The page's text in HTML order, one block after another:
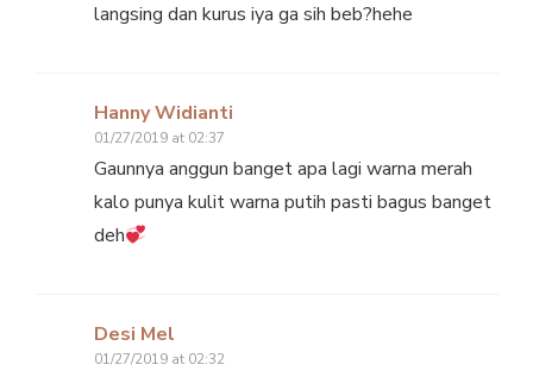
langsing dan kurus iya ga sih beb?hehe
Hanny Widianti
01/27/2019 at 02:37
Gaunnya anggun banget apa lagi warna merah
kalo punya kulit warna putih pasti bagus banget
deh
Desi Mel
01/27/2019 at 02:32